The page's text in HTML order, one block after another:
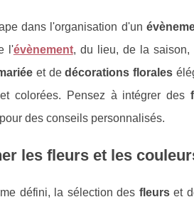
dans l'organisation d'un
l'évènement, du lieu, de la saison,
et dedécorations florales
colorées. Pensez à intégrer des
pour des conseils personnalisés.
les fleurs et les
défini, la sélection des fleurset